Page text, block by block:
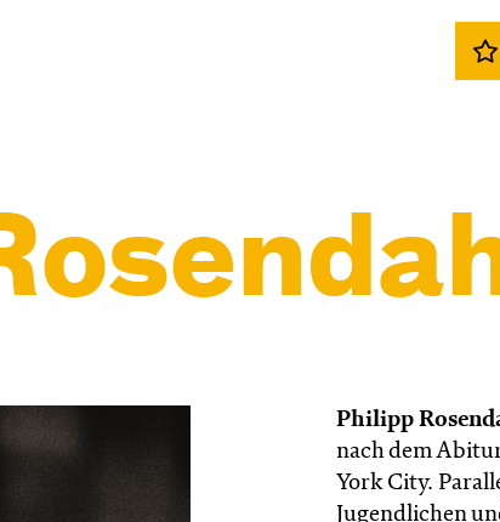
Philipp
nach dem
York City.
Jugendlichen